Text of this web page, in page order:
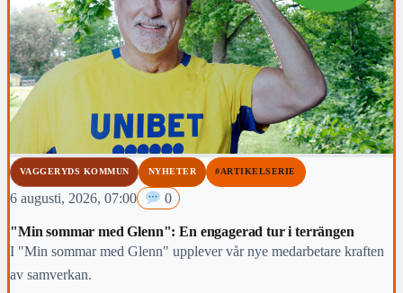
VAGGERYDS KOMMUN NYHETER #ARTIKELSERIE
6 augusti, 2026, 07:00 0
"Min sommar med Glenn": En engagerad tur i terrängen
I "Min sommar med Glenn" upplever vår nye medarbetare kraften
av samverkan.